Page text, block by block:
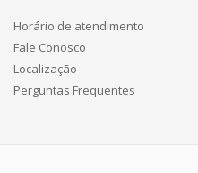
Horário de atendimento
Fale Conosco
Localização
Perguntas Frequentes